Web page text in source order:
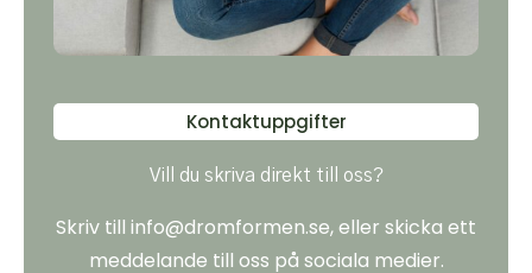
Kontaktuppgifter
Vill du skriva direkt till oss?
Skriv till info@dromformen.se, eller skicka ett
meddelande till oss på sociala medier.